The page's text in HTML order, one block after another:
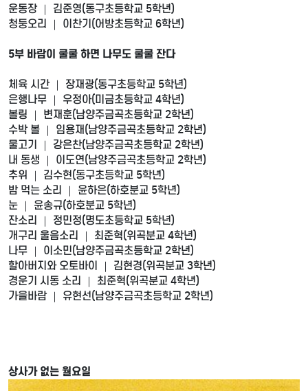
운동장 ｜ 김준영(동구초등학교 5학년)
청둥오리 ｜ 이찬기(어방초등학교 6학년)
5부 바람이 쿨쿨 하면 나무도 쿨쿨 잔다
체육 시간 ｜ 장재광(동구초등학교 5학년)
은행나무 ｜ 우정아(미금초등학교 4학년)
볼링 ｜ 변재훈(남양주금곡초등학교 2학년)
수박 볼 ｜ 임용재(남양주금곡초등학교 2학년)
물고기 ｜ 강은찬(남양주금곡초등학교 2학년)
내 동생 ｜ 이도연(남양주금곡초등학교 2학년)
추위 ｜ 김수현(동구초등학교 5학년)
밤 먹는 소리 ｜ 윤하은(하호분교 5학년)
눈 ｜ 윤송규(하호분교 5학년)
잔소리 ｜ 정민정(명도초등학교 5학년)
개구리 울음소리 ｜ 최준혁(위곡분교 4학년)
나무 ｜ 이소민(남양주금곡초등학교 2학년)
할아버지와 오토바이 ｜ 김현경(위곡분교 3학년)
경운기 시동 소리 ｜ 최준혁(위곡분교 4학년)
가을바람 ｜ 유현선(남양주금곡초등학교 2학년)
상사가 없는 월요일